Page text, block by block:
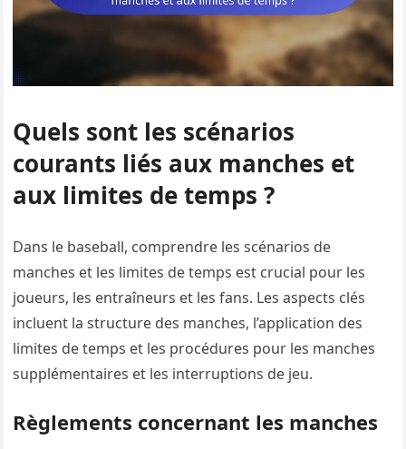
Quels sont les scénarios
courants liés aux manches et
aux limites de temps ?
Dans le baseball, comprendre les scénarios de
manches et les limites de temps est crucial pour les
joueurs, les entraîneurs et les fans. Les aspects clés
incluent la structure des manches, l’application des
limites de temps et les procédures pour les manches
supplémentaires et les interruptions de jeu.
Règlements concernant les manches